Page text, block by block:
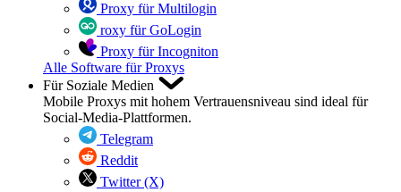
Proxy für Multilogin
roxy für GoLogin
Proxy für Incogniton
Alle Software für Proxys
Für Soziale Medien
Mobile Proxys mit hohem Vertrauensniveau sind ideal für
Social-Media-Plattformen.
Telegram
Reddit
Twitter (X)